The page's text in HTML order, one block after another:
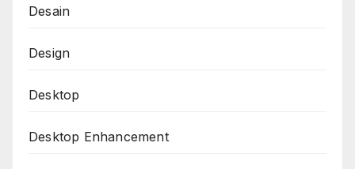
Desain
Design
Desktop
Desktop Enhancement